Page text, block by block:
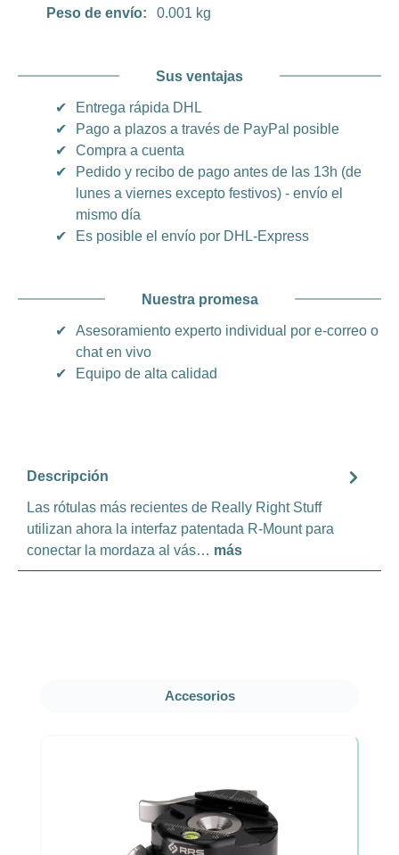
Peso de envío: 0.001 kg
Sus ventajas
✔
Entrega rápida DHL
✔
Pago a plazos a través de PayPal posible
✔
Compra a cuenta
✔
Pedido y recibo de pago antes de las 13h (de
lunes a viernes excepto festivos) - envío el
mismo día
✔
Es posible el envío por DHL-Express
Nuestra promesa
✔
Asesoramiento experto individual por e-correo o
chat en vivo
✔
Equipo de alta calidad
Descripción
Las rótulas más recientes de Really Right Stuff
utilizan ahora la interfaz patentada R-Mount para
conectar la mordaza al vás… más
Omitir la galería de productos
Accesorios